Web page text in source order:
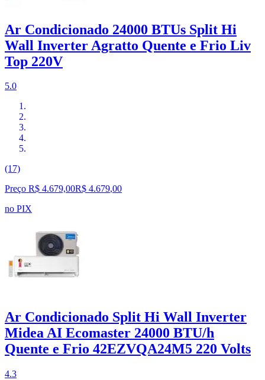
Ar Condicionado 24000 BTUs Split Hi
Wall Inverter Agratto Quente e Frio Liv
Top 220V
5.0
(17)
Preço R$ 4.679,00R$ 4.679,00
no PIX
Ar Condicionado Split Hi Wall Inverter
Midea AI Ecomaster 24000 BTU/h
Quente e Frio 42EZVQA24M5 220 Volts
4.3